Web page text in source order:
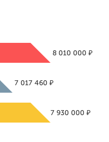
8 010 000₽
7 017 460 ₽
7 930 000₽